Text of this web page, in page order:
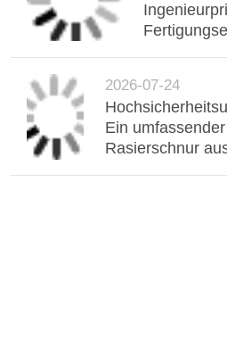
2026-07-24
Ein
Rasierschnur